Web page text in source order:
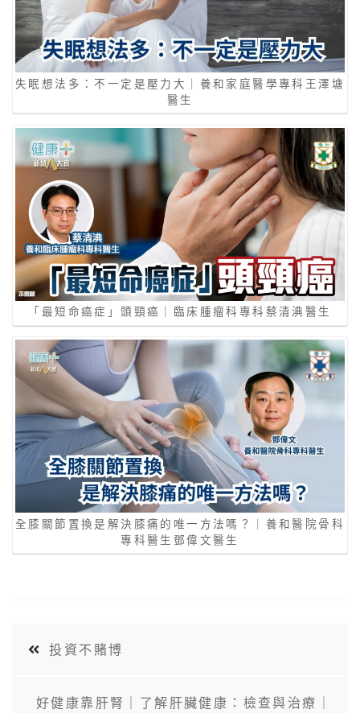
失眠想法多：不一定是壓力大｜養和家庭醫學專科王澤塘
醫生
「最短命癌症」頭頸癌｜臨床腫瘤科專科蔡清淟醫生
全膝關節置換是解決膝痛的唯一方法嗎？｜養和醫院骨科
專科醫生鄧偉文醫生
投資不賭博
好健康靠肝腎｜了解肝臟健康：檢查與治療｜